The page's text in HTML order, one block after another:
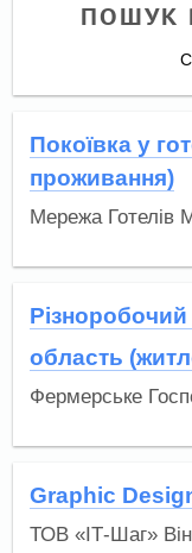
ПОШУК
Покоївка у
проживання)
Мережа Готелів
область
Фермерське
Graphic
ТОВ «ІТ-Шаг»